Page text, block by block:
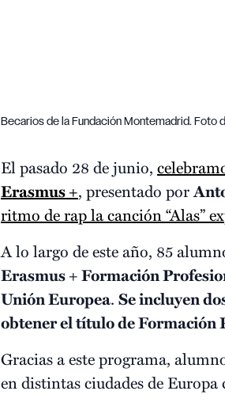
Becarios de la Fundación Montemadrid. Foto
El pasado 28 de junio,
Erasmus +, presentado por
ritmo de rap la canción “Alas”
A lo largo de este año, 85
Erasmus + Formación
Unión Europea. Se incluyen
obtener el título de Formación
Gracias a este programa,
en distintas ciudades de Europa